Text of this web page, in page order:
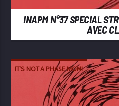
INAPM N°37 SPECIAL
AVEC
IT'S NOT A PHASE MOM!